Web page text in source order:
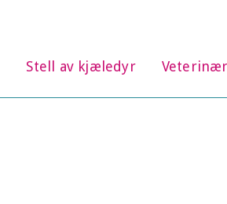
Stell av kjæledyr